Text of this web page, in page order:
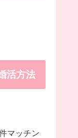
活方法
マッチン